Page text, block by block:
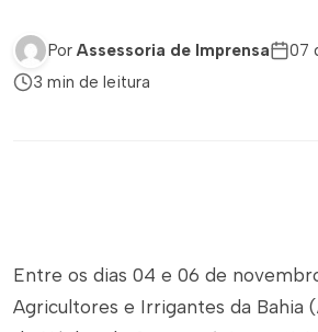
Por Assessoria de Imprensa
07
3 min de leitura
Entre os dias 04 e 06 de
Agricultores e Irrigantes da Bahia